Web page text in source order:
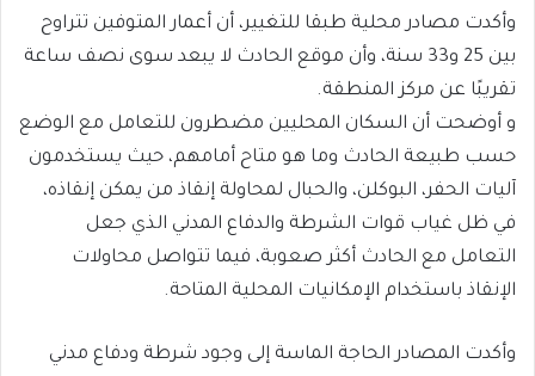
وأكدت مصادر محلية طبقا للتغيير، أن أعمار المتوفين تتراوح
بين 25 و33 سنة، وأن موقع الحادث لا يبعد سوى نصف ساعة
تقريبًا عن مركز المنطقة.
و أوضحت أن السكان المحليين مضطرون للتعامل مع الوضع
حسب طبيعة الحادث وما هو متاح أمامهم، حيث يستخدمون
آليات الحفر، البوكلن، والحبال لمحاولة إنقاذ من يمكن إنقاذه،
في ظل غياب قوات الشرطة والدفاع المدني الذي جعل
التعامل مع الحادث أكثر صعوبة، فيما تتواصل محاولات
الإنقاذ باستخدام الإمكانيات المحلية المتاحة.
وأكدت المصادر الحاجة الماسة إلى وجود شرطة ودفاع مدني